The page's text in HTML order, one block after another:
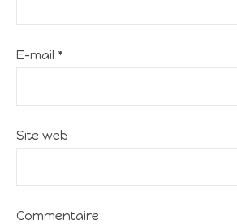
E-mail *
Site web
Commentaire